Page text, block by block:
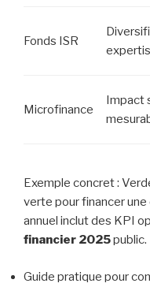
Fonds ISR
Microfinance
Impact
Exemple concret :
verte pour financer
annuel inclut des KPI
financier 2025public.
Guide pratique pour